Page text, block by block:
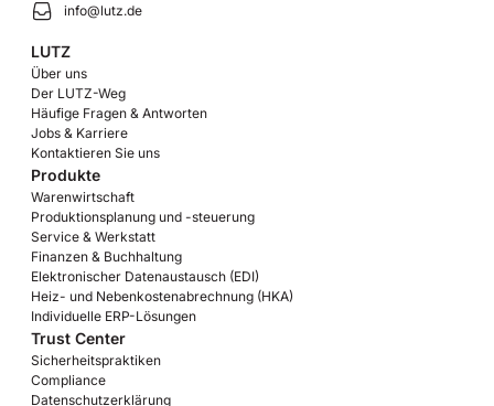
info@lutz.de
LUTZ
Über uns
Der LUTZ-Weg
Häufige Fragen & Antworten
Jobs & Karriere
Kontaktieren Sie uns
Produkte
Warenwirtschaft
Produktionsplanung und -steuerung
Service & Werkstatt
Finanzen & Buchhaltung
Elektronischer Datenaustausch (EDI)
Heiz- und Nebenkostenabrechnung (HKA)
Individuelle ERP-Lösungen
Trust Center
Sicherheitspraktiken
Compliance
Datenschutzerklärung